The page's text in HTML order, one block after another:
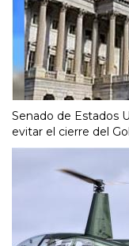
Senado de Estados
evitar el cierre del